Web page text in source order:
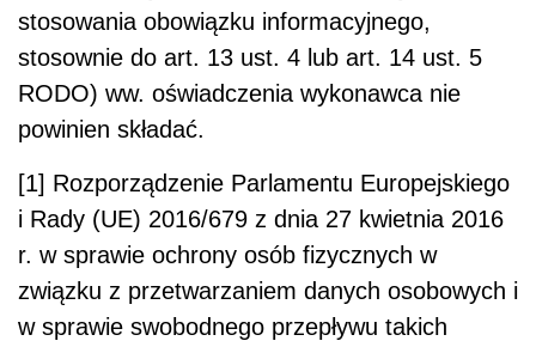
stosowania obowiązku informacyjnego,
stosownie do art. 13 ust. 4 lub art. 14 ust. 5
RODO) ww. oświadczenia wykonawca nie
powinien składać.
[1] Rozporządzenie Parlamentu Europejskiego
i Rady (UE) 2016/679 z dnia 27 kwietnia 2016
r. w sprawie ochrony osób fizycznych w
związku z przetwarzaniem danych osobowych i
w sprawie swobodnego przepływu takich